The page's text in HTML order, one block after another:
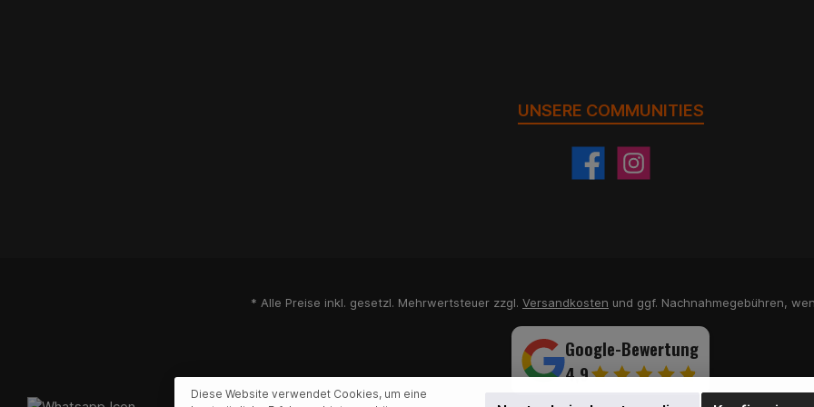
UNSERE COMMUNITIES
* Alle Preise inkl. gesetzl. Mehrwertsteuer zzgl. Versandkosten und ggf. Nachnahmegebühren,
Google-Bewertung
4,9
Diese Website verwendet Cookies, um eine